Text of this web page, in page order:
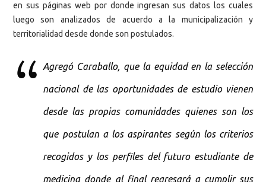
en sus páginas web por donde ingresan sus datos los cuales
luego son analizados de acuerdo a la municipalización y
territorialidad desde donde son postulados.
Agregó Caraballo, que la equidad en la selección
nacional de las oportunidades de estudio vienen
desde las propias comunidades quienes son los
que postulan a los aspirantes según los criterios
recogidos y los perfiles del futuro estudiante de
medicina donde al final regresará a cumplir sus